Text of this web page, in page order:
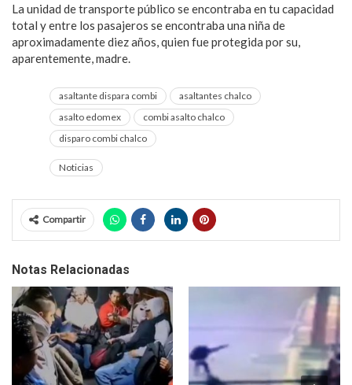
La unidad de transporte público se encontraba en tu capacidad
total y entre los pasajeros se encontraba una niña de
aproximadamente diez años, quien fue protegida por su,
aparentemente, madre.
asaltante dispara combi
asaltantes chalco
asalto edomex
combi asalto chalco
disparo combi chalco
Noticias
Compartir
Notas Relacionadas